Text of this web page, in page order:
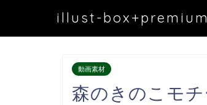
illust-box+premium
動画素材
森のきのこモ